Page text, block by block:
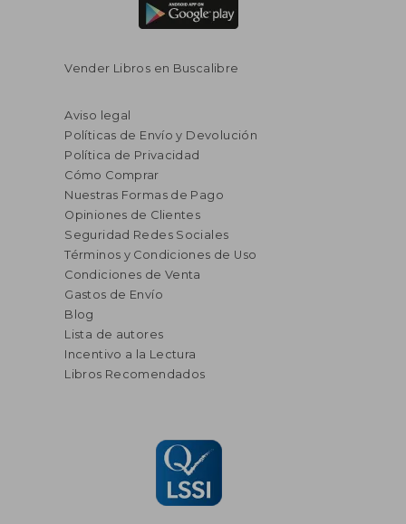
Vender Libros en Buscalibre
Aviso legal
Políticas de Envío y Devolución
Política de Privacidad
Cómo Comprar
Nuestras Formas de Pago
Opiniones de Clientes
Seguridad Redes Sociales
Términos y Condiciones de Uso
Condiciones de Venta
Gastos de Envío
Blog
Lista de autores
Incentivo a la Lectura
Libros Recomendados